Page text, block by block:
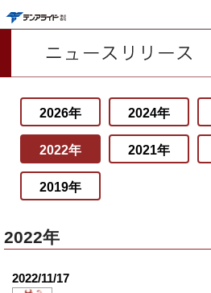
2026年 2024年
2022年 2021年
2019年
2022年
2022/11/17